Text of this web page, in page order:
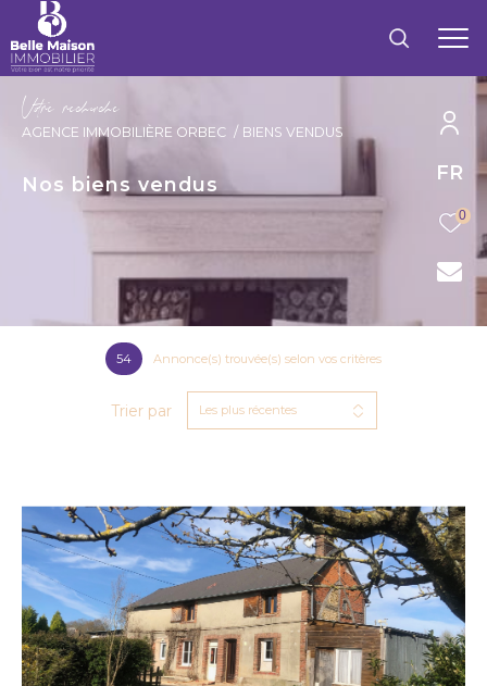
FR
0
Vore recece
AGENCE IMMOBILIÈRE ORBEC BIENS VENDUS
Nos biens vendus
54 Annonce(s) trouvée(s) selon vos critères
Trier par Les plus récentes